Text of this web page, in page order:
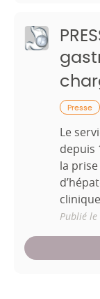
Presse
Le
depuis
la prise
Publié